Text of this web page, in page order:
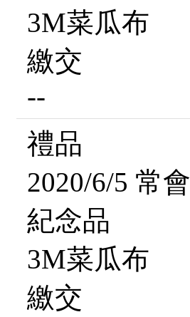
3M菜瓜布
繳交
--
禮品
2020/6/5 常會
紀念品
3M菜瓜布
繳交